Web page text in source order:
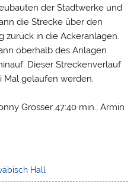
der Stadtwerke und
die Strecke über den
zurück in die Ackeranlagen.
oberhalb des Anlagen
Dieser Streckenverlauf
Mal gelaufen werden.
Grosser 47:40 min.; Armin
Hall